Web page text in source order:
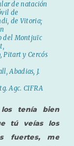
de natación
de
de Vitoria;
del Montjuïc
Pitart y Cercós
Abadias, J.
Agc. CIFRA
tenía bien
tú veías los
fuertes, me